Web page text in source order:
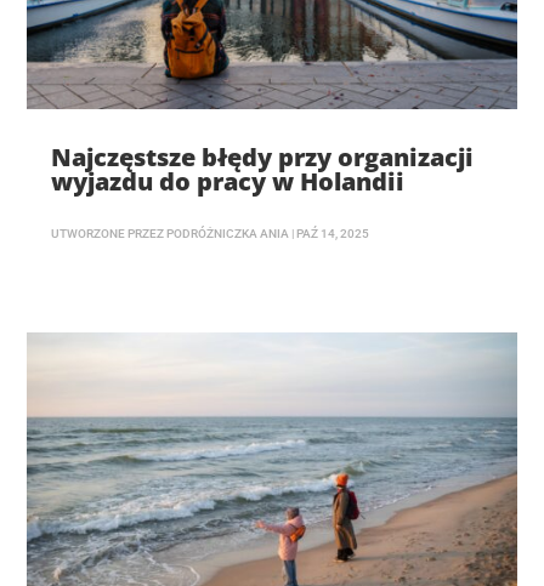
Najczęstsze błędy przy organizacji
wyjazdu do pracy w Holandii
UTWORZONE PRZEZ PODRÓŻNICZKA ANIA | PAŹ 14, 2025